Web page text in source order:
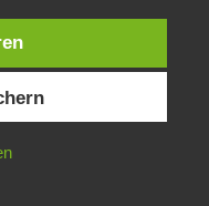
Senioren